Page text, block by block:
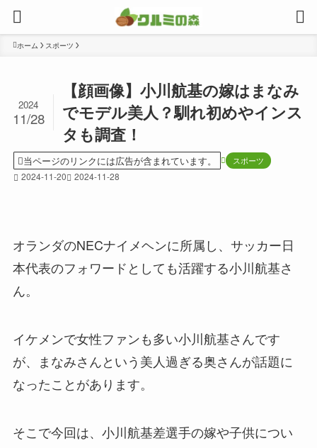
ホーム スポーツ
【顔画像】小川航基の嫁はまなみ
でモデル美人？馴れ初めやインス
タも調査！
2024
11/28
当ページのリンクには広告が含まれています。 スポーツ
2024-11-20 2024-11-28
オランダのNECナイメヘンに所属し、サッカー日
本代表のフォワードとしても活躍する小川航基さ
ん。
イケメンで女性ファンも多い小川航基さんです
が、まなみさんという美人過ぎる奥さんが話題に
なったことがあります。
そこで今回は、小川航基差選手の嫁や子供につい